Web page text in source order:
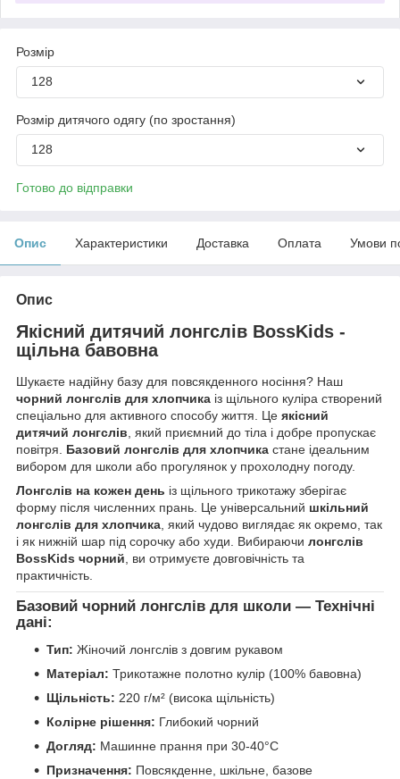
Розмір
128
Розмір дитячого одягу (по зростання)
128
Готово до відправки
Опис Характеристики Доставка Оплата Умови
Опис
Якісний дитячий лонгслів BossKids -
щільна бавовна
Шукаєте надійну базу для повсякденного носіння? Наш
чорний лонгслів для хлопчика із щільного куліра створений
спеціально для активного способу життя. Це якісний
дитячий лонгслів, який приємний до тіла і добре пропускає
повітря. Базовий лонгслів для хлопчика стане ідеальним
вибором для школи або прогулянок у прохолодну погоду.
Лонгслів на кожен день із щільного трикотажу зберігає
форму після численних прань. Це універсальний шкільний
лонгслів для хлопчика, який чудово виглядає як окремо, так
і як нижній шар під сорочку або худи. Вибираючи лонгслів
BossKids чорний, ви отримуєте довговічність та
практичність.
Базовий чорний лонгслів для школи — Технічні
дані:
Тип: Жіночий лонгслів з довгим рукавом
Матеріал: Трикотажне полотно кулір (100% бавовна)
Щільність: 220 г/м² (висока щільність)
Колірне рішення: Глибокий чорний
Догляд: Машинне прання при 30-40°C
Призначення: Повсякденне, шкільне, базове